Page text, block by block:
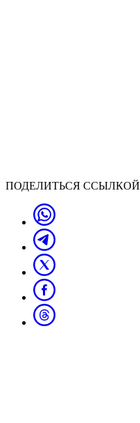
ПОДЕЛИТЬСЯ ССЫЛКОЙ